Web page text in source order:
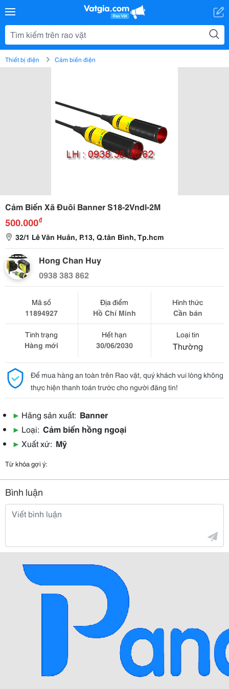
Thiết bị điện Cảm biến điện
Cảm Biến Xã Đuôi Banner S18-2Vndl-2M
500.000₫
32/1 Lê Văn Huân, P.13, Q.tân Bình, Tp.hcm
Hong Chan Huy
0938 383 862
Mã số
11894927
Địa điểm
Hồ Chí Minh
Hình thức
Cần bán
Tình trạng
Hàng mới
Hết hạn
30/06/2030
Loại tin
Thường
Để mua hàng an toàn trên Rao vặt, quý khách vui lòng không
thực hiện thanh toán trước cho người đăng tin!
▶ Hãng sản xuất: Banner
▶ Loại: Cảm biến hồng ngoại
▶ Xuất xứ: Mỹ
Từ khóa gợi ý:
Bình luận